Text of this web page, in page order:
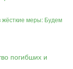
жёсткие меры: Будем